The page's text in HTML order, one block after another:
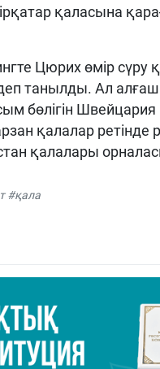
қаласына
Цюрих өмір сүру
танылды. Ал
бөлігін
қалалар ретінде
қалалары
#қала